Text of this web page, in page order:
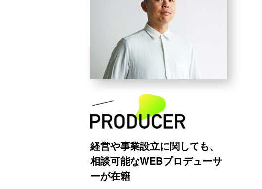
経営や事業設立に関しても、
相談可能なWEBプロデューサ
ーが在籍